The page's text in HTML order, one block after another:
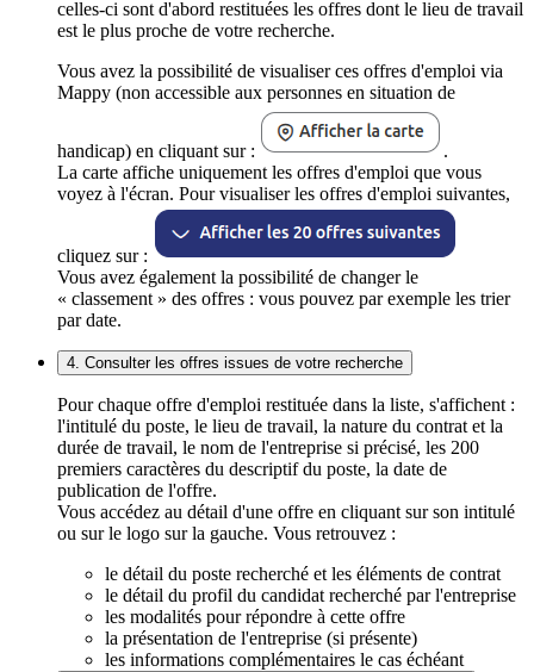
celles-ci sont d'abord restituées les offres dont le lieu de travail
est le plus proche de votre recherche.
Vous avez la possibilité de visualiser ces offres d'emploi via
Mappy (non accessible aux personnes en situation de
handicap) en cliquant sur :
.
La carte affiche uniquement les offres d'emploi que vous
voyez à l'écran. Pour visualiser les offres d'emploi suivantes,
cliquez sur :
Vous avez également la possibilité de changer le
« classement » des offres : vous pouvez par exemple les trier
par date.
4. Consulter les offres issues de votre recherche
Pour chaque offre d'emploi restituée dans la liste, s'affichent :
l'intitulé du poste, le lieu de travail, la nature du contrat et la
durée de travail, le nom de l'entreprise si précisé, les 200
premiers caractères du descriptif du poste, la date de
publication de l'offre.
Vous accédez au détail d'une offre en cliquant sur son intitulé
ou sur le logo sur la gauche. Vous retrouvez :
le détail du poste recherché et les éléments de contrat
le détail du profil du candidat recherché par l'entreprise
les modalités pour répondre à cette offre
la présentation de l'entreprise (si présente)
les informations complémentaires le cas échéant